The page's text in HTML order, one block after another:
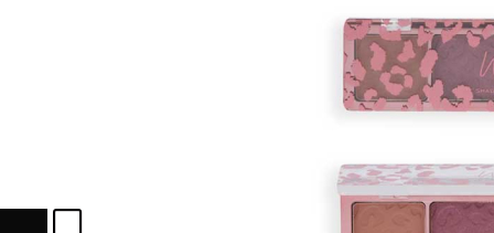
Ich habe hier kein
ICH
Durch die Erstellung
Einkäufe schnell
ALEMAN ESPAÑOL
colori